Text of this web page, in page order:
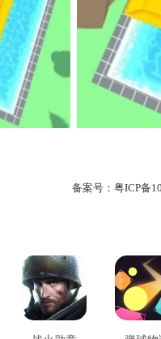
备案号： 粤ICP备